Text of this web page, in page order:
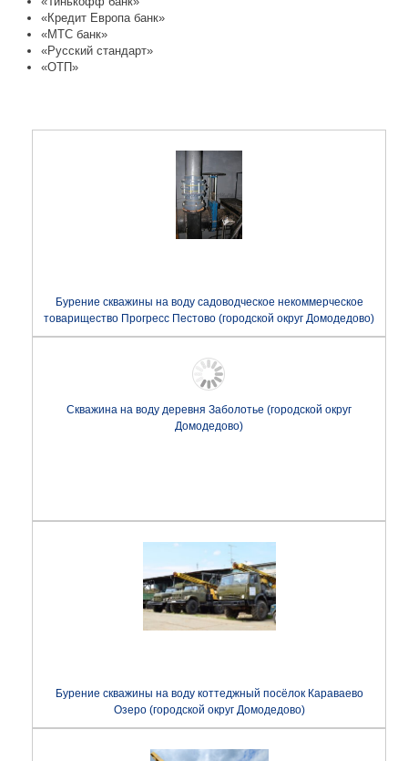
«Кредит Европа банк»
«МТС банк»
«Русский стандарт»
«ОТП»
Бурение скважины на воду садоводческое некоммерческое
товарищество Прогресс Пестово (городской округ Домодедово)
Скважина на воду деревня Заболотье (городской округ
Домодедово)
Бурение скважины на воду коттеджный посёлок Караваево
Озеро (городской округ Домодедово)